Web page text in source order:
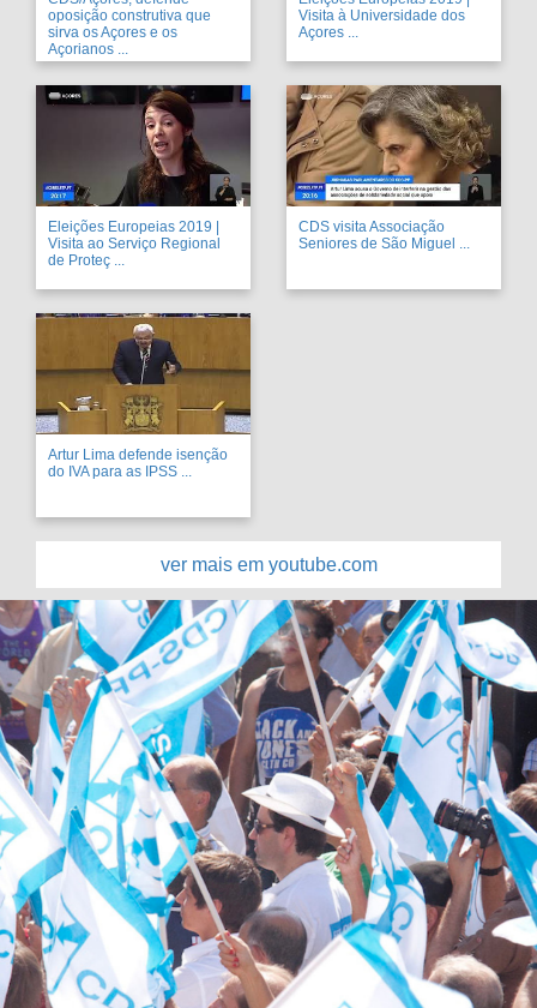
oposição construtiva que
sirva os Açores e os
Açorianos ...
Visita à Universidade dos
Açores ...
Eleições Europeias 2019 |
Visita ao Serviço Regional
de Proteç ...
CDS visita Associação
Seniores de São Miguel ...
Artur Lima defende isenção
do IVA para as IPSS ...
ver mais em youtube.com